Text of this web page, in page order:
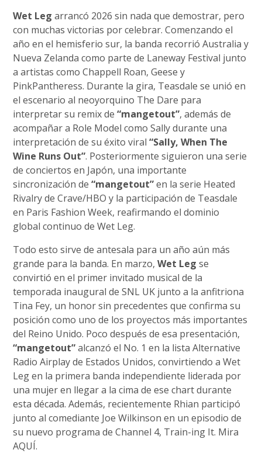
Wet Leg arrancó 2026 sin nada que demostrar, pero
con muchas victorias por celebrar. Comenzando el
año en el hemisferio sur, la banda recorrió Australia y
Nueva Zelanda como parte de Laneway Festival junto
a artistas como Chappell Roan, Geese y
PinkPantheress. Durante la gira, Teasdale se unió en
el escenario al neoyorquino The Dare para
interpretar su remix de“mangetout”, además de
acompañar a Role Model como Sally durante una
interpretación de su éxito viral“Sally, When The
Wine Runs Out”. Posteriormente siguieron una serie
de conciertos en Japón, una importante
sincronización de“mangetout”en la serie Heated
Rivalry de Crave/HBO y la participación de Teasdale
en Paris Fashion Week, reafirmando el dominio
global continuo de Wet Leg.
Todo esto sirve de antesala para un año aún más
grande para la banda. En marzo,Wet Leg se
convirtió en el primer invitado musical de la
temporada inaugural de SNL UK junto a la anfitriona
Tina Fey, un honor sin precedentes que confirma su
posición como uno de los proyectos más importantes
del Reino Unido. Poco después de esa presentación,
“mangetout”alcanzó el No. 1 en la lista Alternative
Radio Airplay de Estados Unidos, convirtiendo a Wet
Leg en la primera banda independiente liderada por
una mujer en llegar a la cima de ese chart durante
esta década. Además, recientemente Rhian participó
junto al comediante Joe Wilkinson en un episodio de
su nuevo programa de Channel 4, Train-ing It. Mira
AQUÍ.